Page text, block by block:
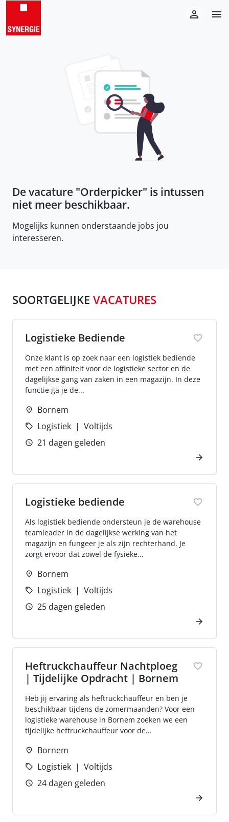
De vacature "Orderpicker" is intussen
niet meer beschikbaar.
Mogelijks kunnen onderstaande jobs jou
interesseren.
SOORTGELIJKE VACATURES
Logistieke Bediende
Onze klant is op zoek naar een logistiek bediende
met een affiniteit voor de logistieke sector en de
dagelijkse gang van zaken in een magazijn. In deze
functie ga je de...
Bornem
Logistiek
Voltijds
21 dagen geleden
Logistieke bediende
Als logistiek bediende ondersteun je de warehouse
teamleader in de dagelijkse werking van het
magazijn en fungeer je als zijn rechterhand. Je
zorgt ervoor dat zowel de fysieke...
Bornem
Logistiek
Voltijds
25 dagen geleden
Heftruckchauffeur Nachtploeg
| Tijdelijke Opdracht | Bornem
Heb jij ervaring als heftruckchauffeur en ben je
beschikbaar tijdens de zomermaanden? Voor een
logistieke warehouse in Bornem zoeken we een
tijdelijke heftruckchauffeur voor de...
Bornem
Logistiek
Voltijds
24 dagen geleden